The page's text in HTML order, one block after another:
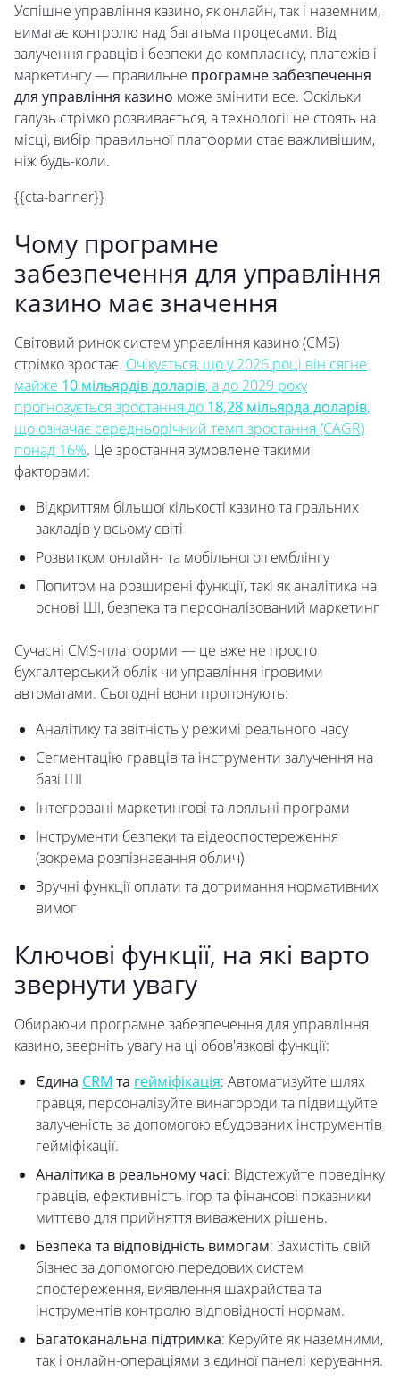
Успішне управління казино, як онлайн, так і наземним,
вимагає контролю над багатьма процесами. Від
залучення гравців і безпеки до комплаєнсу, платежів і
маркетингу — правильне програмне забезпечення
для управління казино може змінити все. Оскільки
галузь стрімко розвивається, а технології не стоять на
місці, вибір правильної платформи стає важливішим,
ніж будь-коли.
{{cta-banner}}
Чому програмне
забезпечення для управління
казино має значення
Світовий ринок систем управління казино (CMS)
стрімко зростає. Очікується, що у 2026 році він сягне
майже 10 мільярдів доларів, а до 2029 року
прогнозується зростання до 18,28 мільярда доларів,
що означає середньорічний темп зростання (CAGR)
понад 16%. Це зростання зумовлене такими
факторами:
Відкриттям більшої кількості казино та гральних
закладів у всьому світі
Розвитком онлайн- та мобільного гемблінгу
Попитом на розширені функції, такі як аналітика на
основі ШІ, безпека та персоналізований маркетинг
Сучасні CMS-платформи — це вже не просто
бухгалтерський облік чи управління ігровими
автоматами. Сьогодні вони пропонують:
Аналітику та звітність у режимі реального часу
Сегментацію гравців та інструменти залучення на
базі ШІ
Інтегровані маркетингові та лояльні програми
Інструменти безпеки та відеоспостереження
(зокрема розпізнавання облич)
Зручні функції оплати та дотримання нормативних
вимог
Ключові функції, на які варто
звернути увагу
Обираючи програмне забезпечення для управління
казино, зверніть увагу на ці обов'язкові функції:
Єдина CRM та гейміфікація: Автоматизуйте шлях
гравця, персоналізуйте винагороди та підвищуйте
залученість за допомогою вбудованих інструментів
гейміфікації.
Аналітика в реальному часі: Відстежуйте поведінку
гравців, ефективність ігор та фінансові показники
миттєво для прийняття виважених рішень.
Безпека та відповідність вимогам: Захистіть свій
бізнес за допомогою передових систем
спостереження, виявлення шахрайства та
інструментів контролю відповідності нормам.
Багатоканальна підтримка: Керуйте як наземними,
так і онлайн-операціями з єдиної панелі керування.